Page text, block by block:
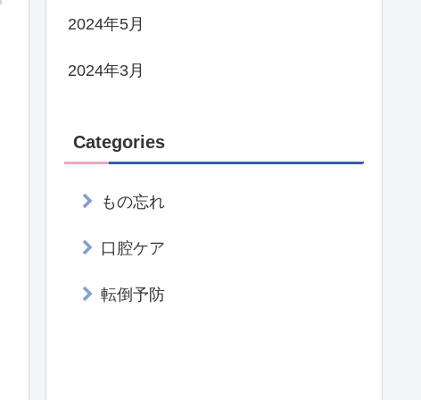
2024年5月
2024年3月
Categories
もの忘れ
口腔ケア
転倒予防